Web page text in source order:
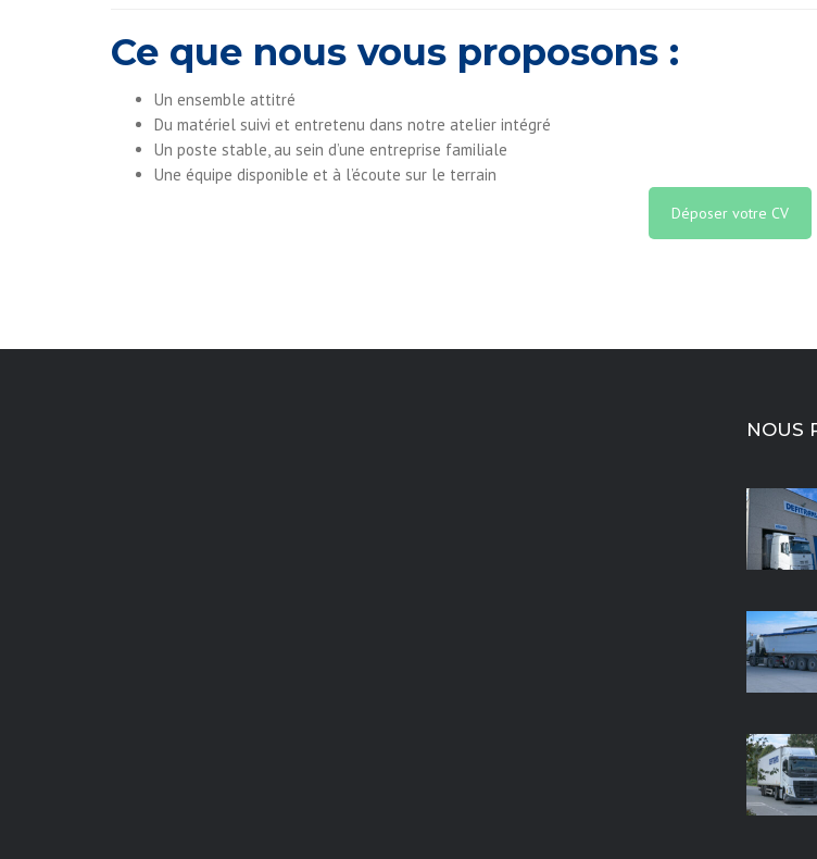
Ce que nous vous proposons :
Un ensemble attitré
Du matériel suivi et entretenu dans notre atelier intégré
Un poste stable, au sein d’une entreprise familiale
Une équipe disponible et à l’écoute sur le terrain
Déposer votre CV
NOUS